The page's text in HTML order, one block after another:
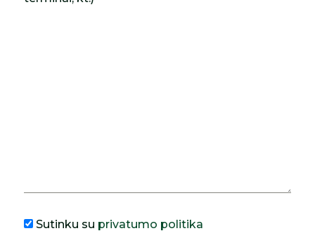
Sutinku su privatumo politika